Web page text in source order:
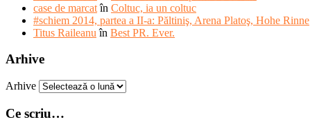
case de marcatîn Coltuc, ia un coltuc
#schiem 2014, partea a II-a: Păltiniş, Arena Platoş, Hohe Rinne
Titus Raileanu în Best PR. Ever.
Arhive
Arhive
Ce scriu…